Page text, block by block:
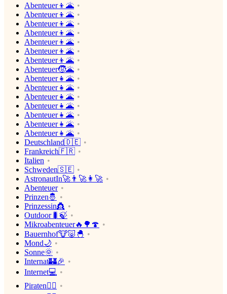
Abenteuer👦🌋
Abenteuer👦🌋
Abenteuer👦🌋
Abenteuer👦🌋
Abenteuer👦🌋
Abenteuer👦🌋
Abenteuer👦🌋
Abenteuer🧒🌋
Abenteuer👧🌋
Abenteuer👧🌋
Abenteuer👧🌋
Abenteuer👧🌋
Abenteuer👧🌋
Abenteuer👧🌋
Abenteuer👧🌋
Deutschland🇩🇪
Frankreich🇫🇷
Italien
Schweden🇸🇪
AstronautIn🚀👨‍🚀👩‍🚀
Abenteuer
Prinzen🤴
Prinzessin👸
Outdoor🐛🍃
Mikroabenteuer🔥🌳🍄
Bauernhof🐮🐷🐣
Mond🌙
Sonne🌞
Internat🏰🎉
Internet💻
Piraten🏴‍☠️